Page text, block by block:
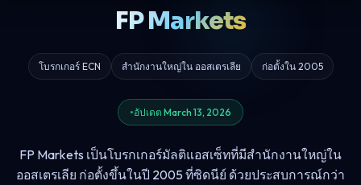
FP Markets
โบรกเกอร์ ECN สำนักงานใหญ่ใน ออสเตรเลีย ก่อตั้งใน 2005
อัปเดต March 13, 2026
FP Markets เป็นโบรกเกอร์มัลติแอสเซ็ทที่มีสำนักงานใหญ่ใน
ออสเตรเลีย ก่อตั้งขึ้นในปี 2005 ที่ซิดนีย์ ด้วยประสบการณ์กว่า